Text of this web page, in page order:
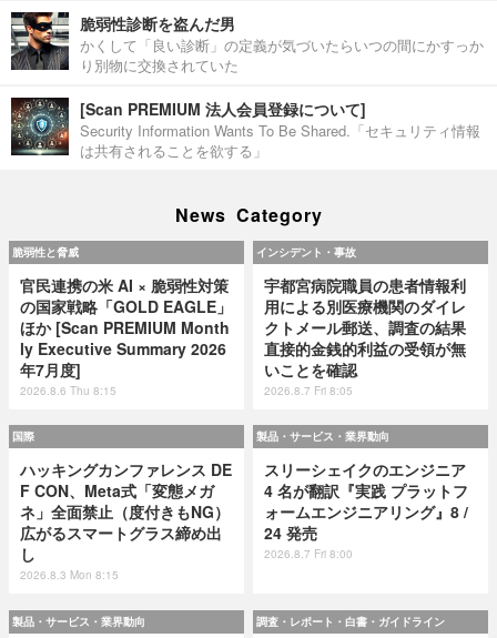
脆弱性診断を盗んだ男
かくして「良い診断」の定義が気づいたらいつの間にかすっか
り別物に交換されていた
[Scan PREMIUM 法人会員登録について]
Security Information Wants To Be Shared.「セキュリティ情報
は共有されることを欲する」
News Category
脆弱性と脅威
官民連携の米 AI × 脆弱性対策
の国家戦略「GOLD EAGLE」
ほか [Scan PREMIUM Month
ly Executive Summary 2026
年7月度]
2026.8.6 Thu 8:15
インシデント・事故
宇都宮病院職員の患者情報利
用による別医療機関のダイレ
クトメール郵送、調査の結果
直接的金銭的利益の受領が無
いことを確認
2026.8.7 Fri 8:05
国際
ハッキングカンファレンス DE
F CON、Meta式「変態メガ
ネ」全面禁止（度付きもNG）
広がるスマートグラス締め出
し
2026.8.3 Mon 8:15
製品・サービス・業界動向
スリーシェイクのエンジニア
4 名が翻訳『実践 プラットフ
ォームエンジニアリング』8 /
24 発売
2026.8.7 Fri 8:00
製品・サービス・業界動向 調査・レポート・白書・ガイドライン